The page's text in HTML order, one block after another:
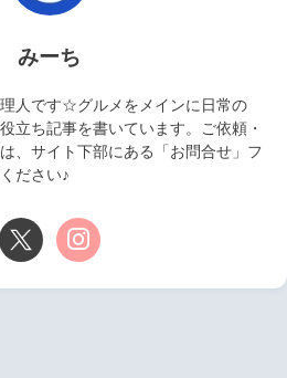
みーち
人です☆グルメをメインに日常の
立ち記事を書いています。ご依頼・
、サイト下部にある「お問合せ」フ
ださい♪